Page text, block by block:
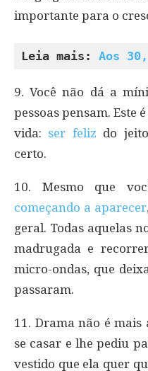
importante para o
Leia mais: Aos
9. Você não dá a
pessoas pensam. Este
vida: ser feliz do
certo.
10. Mesmo que
começando a aparecer
geral. Todas aquelas
madrugada e
micro-ondas, que
passaram.
11. Drama não é
se casar e lhe pediu
vestido que ela quer